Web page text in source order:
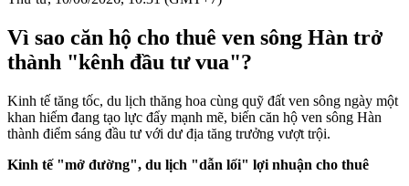
Vì sao căn hộ cho thuê ven sông Hàn trở
thành "kênh đầu tư vua"?
Kinh tế tăng tốc, du lịch thăng hoa cùng quỹ đất ven sông ngày một
khan hiếm đang tạo lực đẩy mạnh mẽ, biến căn hộ ven sông Hàn
thành điểm sáng đầu tư với dư địa tăng trưởng vượt trội.
Kinh tế "mở đường", du lịch "dẫn lối" lợi nhuận cho thuê